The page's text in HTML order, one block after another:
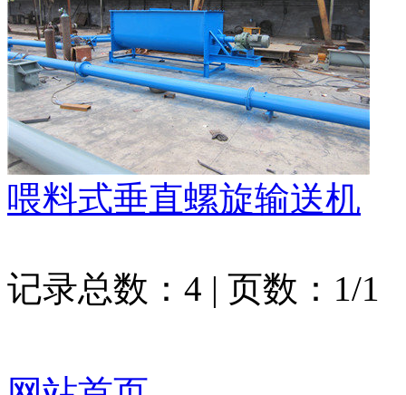
喂料式垂直螺旋输送机
记录总数：4 | 页数：1/1